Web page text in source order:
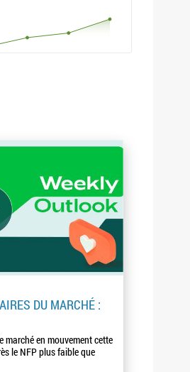
DU MARCHÉ :
marché en mouvement cette
le NFP plus faible que